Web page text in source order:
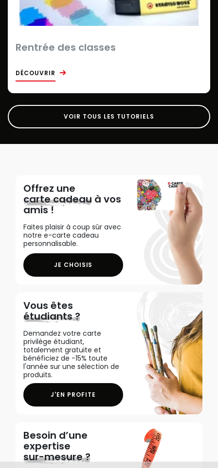
Rentrée des classes
DÉCOUVRIR
VOIR TOUS LES TUTORIELS
Offrez une
carte cadeau à vos
amis !
Faites plaisir à coup sûr avec
notre e-carte cadeau
personnalisable.
JE CHOISIS
Vous êtes
étudiants ?
Demandez votre carte
privilège étudiant,
totalement gratuite et
bénéficiez de -15% toute
l'année sur une sélection de
produits.
J'EN PROFITE
Besoin d’une
expertise
sur-mesure ?